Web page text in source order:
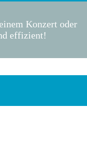
Konzert oder
effizient!